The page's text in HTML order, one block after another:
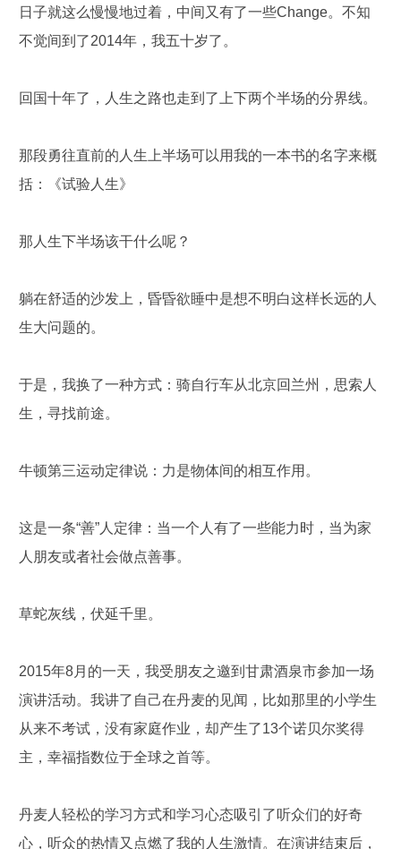
日子就这么慢慢地过着，中间又有了一些Change。不知
不觉间到了2014年，我五十岁了。
回国十年了，人生之路也走到了上下两个半场的分界线。
那段勇往直前的人生上半场可以用我的一本书的名字来概
括：《试验人生》
那人生下半场该干什么呢？
躺在舒适的沙发上，昏昏欲睡中是想不明白这样长远的人
生大问题的。
于是，我换了一种方式：骑自行车从北京回兰州，思索人
生，寻找前途。
牛顿第三运动定律说：力是物体间的相互作用。
这是一条“善”人定律：当一个人有了一些能力时，当为家
人朋友或者社会做点善事。
草蛇灰线，伏延千里。
2015年8月的一天，我受朋友之邀到甘肃酒泉市参加一场
演讲活动。我讲了自己在丹麦的见闻，比如那里的小学生
从来不考试，没有家庭作业，却产生了13个诺贝尔奖得
主，幸福指数位于全球之首等。
丹麦人轻松的学习方式和学习心态吸引了听众们的好奇
心，听众的热情又点燃了我的人生激情。在演讲结束后，